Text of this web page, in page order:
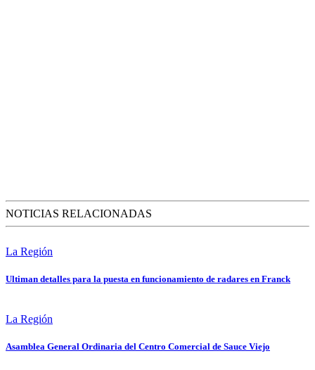
NOTICIAS RELACIONADAS
La Región
Ultiman detalles para la puesta en funcionamiento de radares en Franck
La Región
Asamblea General Ordinaria del Centro Comercial de Sauce Viejo